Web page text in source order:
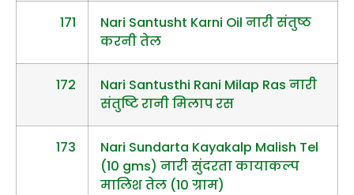
171
Nari Santusht Karni Oil नारी संतुष्ठ
करनी तेल
172
Nari Santusthi Rani Milap Ras नारी
संतुष्टि रानी मिलाप रस
173
Nari Sundarta Kayakalp Malish Tel
(10 gms) नारी सुंदरता कायाकल्प
मालिश तेल (10 ग्राम)